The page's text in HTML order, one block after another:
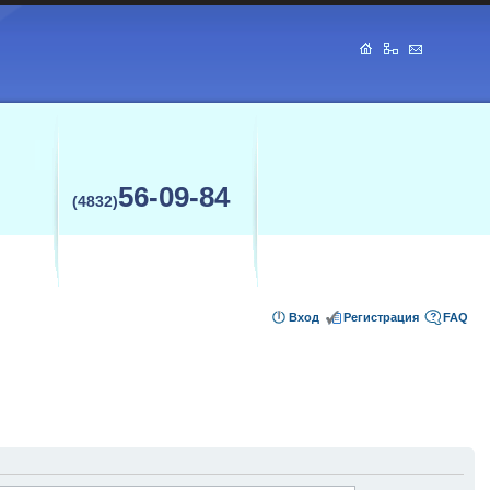
(4832)56-09-84
FAQ
Регистрация
Вход